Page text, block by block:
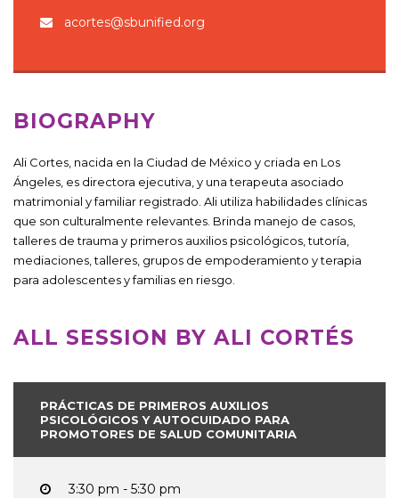
acortes@sbunified.org
BIOGRAPHY
Ali Cortes, nacida en la Ciudad de México y criada en Los
Ángeles, es directora ejecutiva, y una terapeuta asociado
matrimonial y familiar registrado. Ali utiliza habilidades clínicas
que son culturalmente relevantes. Brinda manejo de casos,
talleres de trauma y primeros auxilios psicológicos, tutoría,
mediaciones, talleres, grupos de empoderamiento y terapia
para adolescentes y familias en riesgo.
ALL SESSION BY ALI CORTÉS
PRÁCTICAS DE PRIMEROS AUXILIOS
PSICOLÓGICOS Y AUTOCUIDADO PARA
PROMOTORES DE SALUD COMUNITARIA
3:30 pm - 5:30 pm